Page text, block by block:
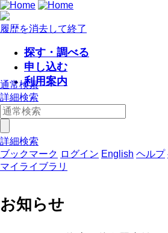
履歴を消去して終了
探す・調べる
申し込む
利用案内
通常検索
詳細検索
詳細検索
ブックマーク ログイン English ヘルプ
マイライブラリ
お知らせ